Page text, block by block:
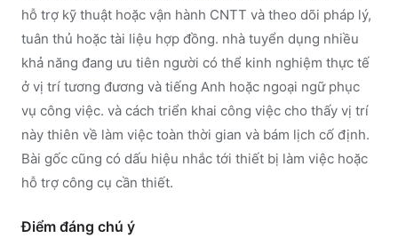
hỗ trợ kỹ thuật hoặc vận hành CNTT và theo dõi pháp lý,
tuân thủ hoặc tài liệu hợp đồng. nhà tuyển dụng nhiều
khả năng đang ưu tiên người có thể kinh nghiệm thực tế
ở vị trí tương đương và tiếng Anh hoặc ngoại ngữ phục
vụ công việc. và cách triển khai công việc cho thấy vị trí
này thiên về làm việc toàn thời gian và bám lịch cố định.
Bài gốc cũng có dấu hiệu nhắc tới thiết bị làm việc hoặc
hỗ trợ công cụ cần thiết.
Điểm đáng chú ý